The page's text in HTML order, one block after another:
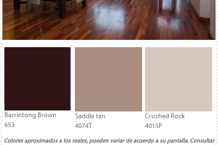
Barrintong Brown
653
Saddle tan
4074T
Crushed Rock
4015P
Colores aproximados a los reales, pueden variar de acuerdo a su pantalla. Consultar